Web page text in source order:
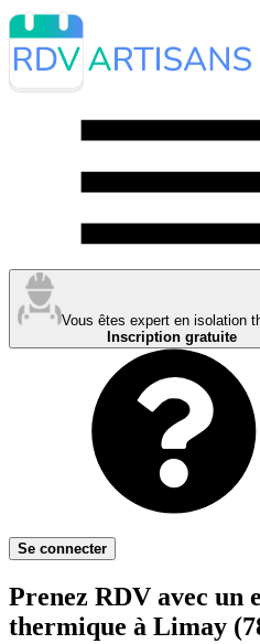
Vous êtes expert en isolation
Inscription gratuite
Se connecter
Prenez RDV avec un
thermique à Limay